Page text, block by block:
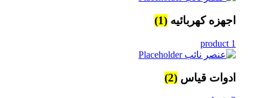
اجهزه كهربائيه (1)
1 product
ادوات قياس (2)